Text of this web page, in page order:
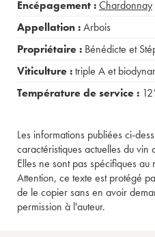
Encépagement :Chardonnay
Appellation :Arbois
Propriétaire : Bénédicte et
Viticulture :triple A et
Température de service :
Les informations publiées ci-
caractéristiques actuelles du vin
Elles ne sont pas spécifiques au
Attention, ce texte est protégé
de le copier sans en avoir
permission à l'auteur.